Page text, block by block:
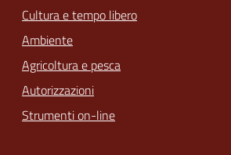
Cultura e tempo libero
Ambiente
Agricoltura e pesca
Autorizzazioni
Strumenti on-line